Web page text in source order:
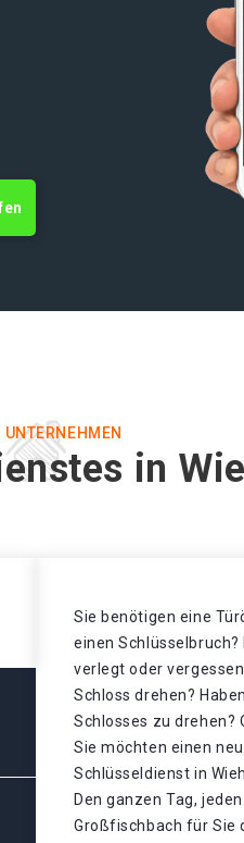
UNTERNEHMEN
in
Sie benötigen eine
einen
verlegt oder
Schloss drehen?
Schlosses zu drehen?
Sie möchten einen
Schlüsseldienst in
Den ganzen Tag,
Großfischbach für Sie